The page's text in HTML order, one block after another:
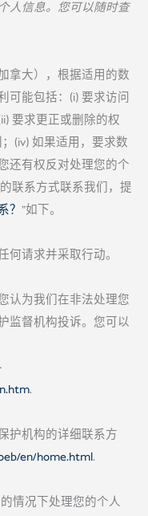
人信息。您可以随时查
拿大），根据适用的数
可能包括：(i) 要求访问
要求更正或删除的权
(iv) 如果适用，要求数
还有权反对处理您的个
联系方式联系我们，提
？ "如下。
请求并采取行动。
认为我们在非法处理您
监督机构投诉。您可以
.
护机构的详细联系方
en/home.html.
情况下处理您的个人